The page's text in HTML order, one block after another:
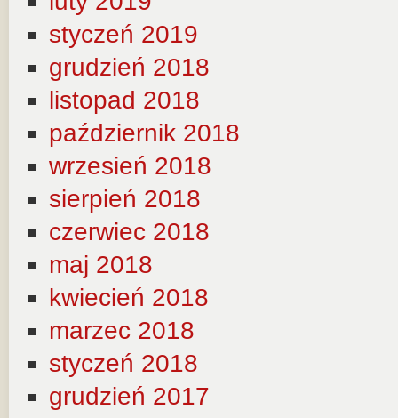
styczeń 2019
grudzień 2018
listopad 2018
październik 2018
wrzesień 2018
sierpień 2018
czerwiec 2018
maj 2018
kwiecień 2018
marzec 2018
styczeń 2018
grudzień 2017